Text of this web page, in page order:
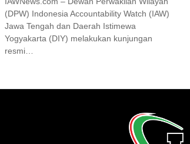
(DPW) Indonesia Accountability Watch (IAW)
Jawa Tengah dan Daerah Istimewa
Yogyakarta (DIY) melakukan kunjungan
resmi…